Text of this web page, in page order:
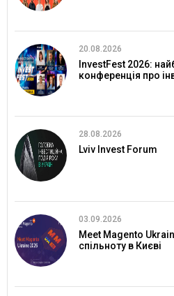
20.08.2026
InvestFest 2026:
конференція про
28.08.2026
Lviv Invest Forum
03.09.2026
Meet Magento
спільноту в Києві